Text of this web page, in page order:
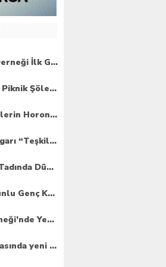
Güce Akpınar Taka Köyü Derneği İlk Genel Kurulunu Gerçekleştirdi
6. Güce Tekkeköy Derneği Piknik Şöleni Yoğun Katılımla Gerçekleşti
Bursa’da Espiye Yeniköylülerin Horonla Başlayan Piknik Şöleni, Geleceğe Atılan Temellerle Taçlandı
Bursa’da Harşit Çepni Rüzgarı “Teşkilat Merkezi Coşkuyla Açıldı”
Beşli Ailesinden Festival Tadında Düğün Cemiyeti
Bursa’da Feci Kaza, Giresunlu Genç Kaza Kurbanı Oldu
Espiye Aydınlar Köyü Derneği’nde Yeni Dönem: Genç Yönetim Göreve Başladı
8 yıl sonra Rabia Naz dosyasında yeni umut